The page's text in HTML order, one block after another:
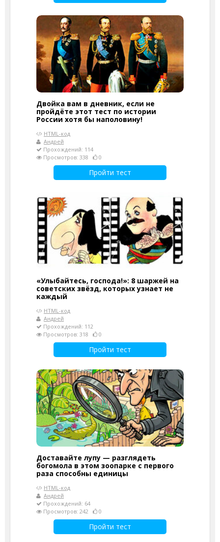
Двойка вам в дневник, если не
пройдёте этот тест по истории
России хотя бы наполовину!
HTML-код
Андрей
Прохождений: 114
Просмотров: 338
0
Пройти тест
«Улыбайтесь, господа!»: 8 шаржей на
советских звёзд, которых узнает не
каждый
HTML-код
Андрей
Прохождений: 112
Просмотров: 318
0
Пройти тест
Доставайте лупу — разглядеть
богомола в этом зоопарке с первого
раза способны единицы
HTML-код
Андрей
Прохождений: 64
Просмотров: 242
0
Пройти тест